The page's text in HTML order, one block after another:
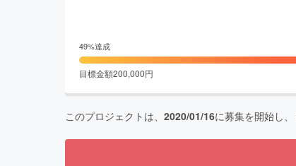
49%達成
目標金額200,000円
このプロジェクトは、 2020/01/16に募集を開始し、